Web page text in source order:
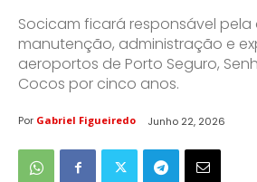
Socicam ficará responsável
manutenção, administração e
aeroportos de Porto Seguro,
Cocos por cinco anos.
Por Gabriel Figueiredo Junho 22, 2026